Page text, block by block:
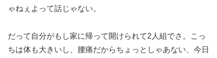
ゃねぇよって話じゃない。
だって自分がもし家に帰って開けられて2人組でさ。こっ
ちは体も大きいし、腰痛だからちょっとしゃあない、今日